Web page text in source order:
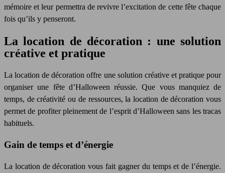
mémoire et leur permettra de revivre l’excitation de cette fête chaque
fois qu’ils y penseront.
La location de décoration : une solution
créative et pratique
La location de décoration offre une solution créative et pratique pour
organiser une fête d’Halloween réussie. Que vous manquiez de
temps, de créativité ou de ressources, la location de décoration vous
permet de profiter pleinement de l’esprit d’Halloween sans les tracas
habituels.
Gain de temps et d’énergie
La location de décoration vous fait gagner du temps et de l’énergie.